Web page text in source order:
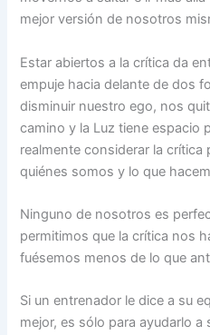
mejor versión de nosotros
Estar abiertos a la crítica da
empuje hacia delante de dos
disminuir nuestro ego, nos
camino y la Luz tiene espacio
realmente considerar la
quiénes somos y lo que
Ninguno de nosotros es
permitimos que la crítica nos
fuésemos menos de lo que
Si un entrenador le dice a su
mejor, es sólo para ayudarlo a